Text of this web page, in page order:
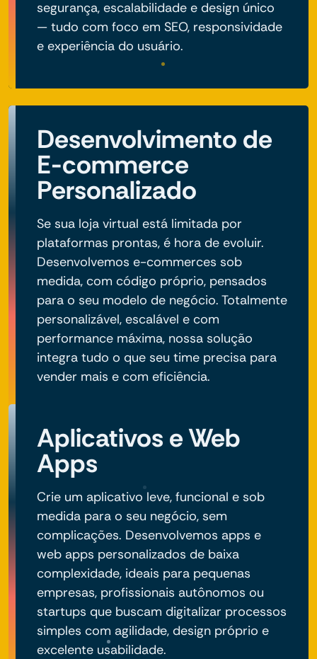
segurança, escalabilidade e design único
— tudo com foco em SEO, responsividade
e experiência do usuário.
Desenvolvimento de
E-commerce
Personalizado
Se sua loja virtual está limitada por
plataformas prontas, é hora de evoluir.
Desenvolvemos e-commerces sob
medida, com código próprio, pensados
para o seu modelo de negócio. Totalmente
personalizável, escalável e com
performance máxima, nossa solução
integra tudo o que seu time precisa para
vender mais e com eficiência.
Aplicativos e Web
Apps
Crie um aplicativo leve, funcional e sob
medida para o seu negócio, sem
complicações. Desenvolvemos apps e
web apps personalizados de baixa
complexidade, ideais para pequenas
empresas, profissionais autônomos ou
startups que buscam digitalizar processos
simples com agilidade, design próprio e
excelente usabilidade.